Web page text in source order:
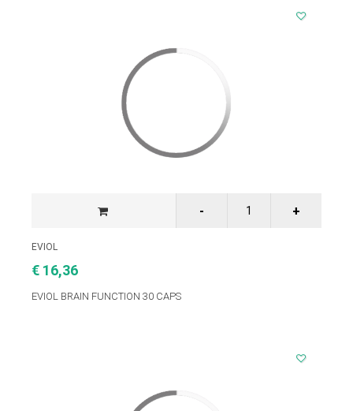
EVIOL
€ 16,36
EVIOL BRAIN FUNCTION 30 CAPS